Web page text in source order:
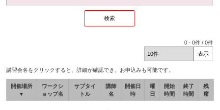
0 -0件 /0件
講習会名をクリックすると、詳細が確認でき、お申込みも可能です。
開催場所
▼
ワークシ
ョップ名
サブタイ
トル
講師
名
開催日
時
曜
日
開始
時間
終了
時間
残
席